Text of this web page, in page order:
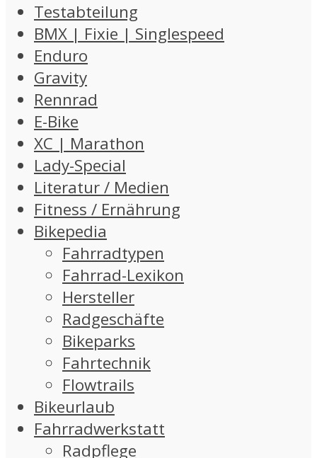
Testabteilung
BMX | Fixie | Singlespeed
Enduro
Gravity
Rennrad
E-Bike
XC | Marathon
Lady-Special
Literatur / Medien
Fitness / Ernährung
Bikepedia
Fahrradtypen
Fahrrad-Lexikon
Hersteller
Radgeschäfte
Bikeparks
Fahrtechnik
Flowtrails
Bikeurlaub
Fahrradwerkstatt
Radpflege